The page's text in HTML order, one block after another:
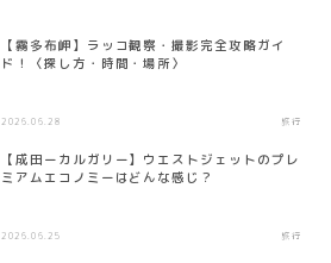
【霧多布岬】ラッコ観察・撮影完全攻略ガイ
ド！〈探し方・時間・場所〉
2026.06.28 旅行
【成田ーカルガリー】ウエストジェットのプレ
ミアムエコノミーはどんな感じ？
2026.06.25 旅行